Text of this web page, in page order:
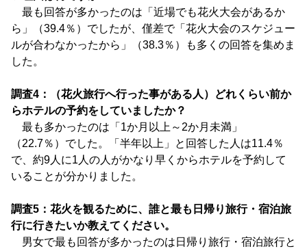
最も回答が多かったのは「近場でも花火大会があるか
ら」（39.4％）でしたが、僅差で「花火大会のスケジュー
ルが合わなかったから」（38.3％）も多くの回答を集めま
した。
調査4：（花火旅行へ行った事がある人）どれくらい前か
らホテルの予約をしていましたか？
最も多かったのは「1か月以上～2か月未満」
（22.7％）でした。「半年以上」と回答した人は11.4％
で、約9人に1人の人がかなり早くからホテルを予約して
いることが分かりました。
調査5：花火を観るために、誰と最も日帰り旅行・宿泊旅
行に行きたいか教えてください。
男女で最も回答が多かったのは日帰り旅行・宿泊旅行と